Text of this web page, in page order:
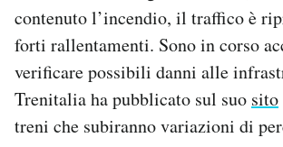
contenuto l’incendio, il traffico è
forti rallentamenti. Sono in corso
verificare possibili danni alle
Trenitalia ha pubblicato sul suo sito
treni che subiranno variazioni di